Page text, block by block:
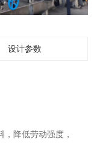
设计参数
降低劳动强度，